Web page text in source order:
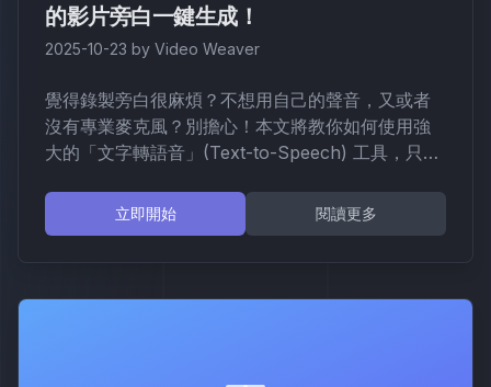
的影片旁白一鍵生成！
2025-10-23 by Video Weaver
覺得錄製旁白很麻煩？不想用自己的聲音，又或者
沒有專業麥克風？別擔心！本文將教你如何使用強
大的「文字轉語音」(Text-to-Speech) 工具，只要
白，讓你的影片製作效率大躍進！
立即開始 閱讀更多